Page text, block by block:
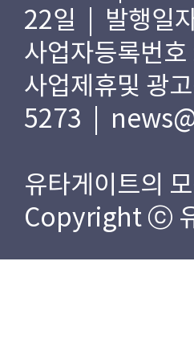
22일 | 발행일
사업자등록번
사업제휴및 광
5273 |
유타게이트의
Copyright ⓒ